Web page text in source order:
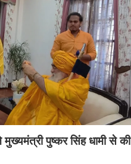
पुष्कर सिंह धामी से की